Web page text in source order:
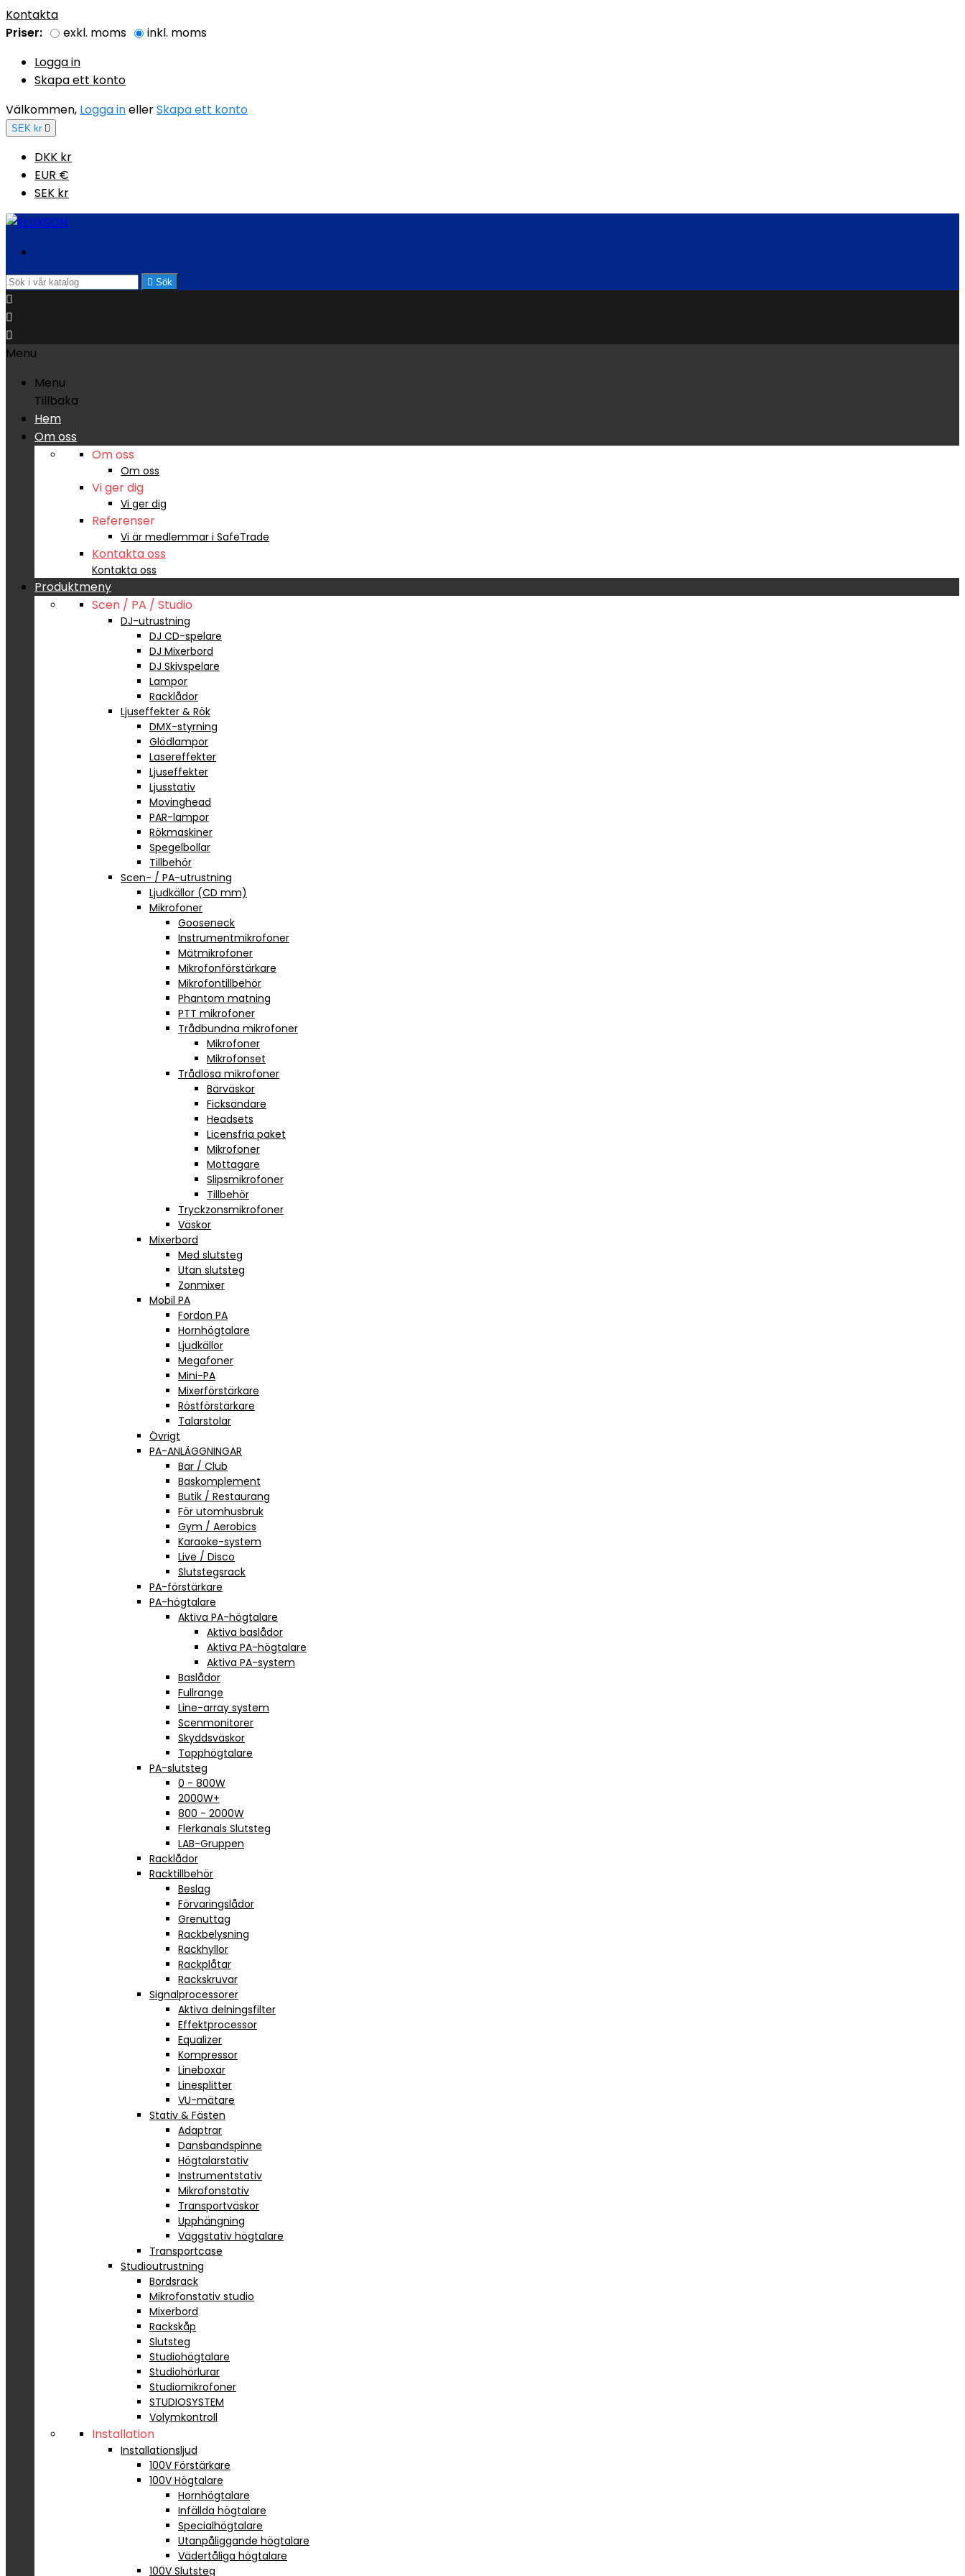
Kontakta
Priser:
exkl. moms
inkl. moms
Logga in
Skapa ett konto
Välkommen, Logga inellerSkapa ett konto
SEK kr 
DKK kr
EUR €
SEK kr
 Sök



Menu
Menu
Tillbaka
Hem
Om oss
Om oss
Om oss
Vi ger dig
Vi ger dig
Referenser
Vi är medlemmar i SafeTrade
Kontakta oss
Kontakta oss
Produktmeny
Scen / PA / Studio
DJ-utrustning
DJ CD-spelare
DJ Mixerbord
DJ Skivspelare
Lampor
Racklådor
Ljuseffekter & Rök
DMX-styrning
Glödlampor
Lasereffekter
Ljuseffekter
Ljusstativ
Movinghead
PAR-lampor
Rökmaskiner
Spegelbollar
Tillbehör
Scen- / PA-utrustning
Ljudkällor (CD mm)
Mikrofoner
Gooseneck
Instrumentmikrofoner
Mätmikrofoner
Mikrofonförstärkare
Mikrofontillbehör
Phantom matning
PTT mikrofoner
Trådbundna mikrofoner
Mikrofoner
Mikrofonset
Trådlösa mikrofoner
Bärväskor
Ficksändare
Headsets
Licensfria paket
Mikrofoner
Mottagare
Slipsmikrofoner
Tillbehör
Tryckzonsmikrofoner
Väskor
Mixerbord
Med slutsteg
Utan slutsteg
Zonmixer
Mobil PA
Fordon PA
Hornhögtalare
Ljudkällor
Megafoner
Mini-PA
Mixerförstärkare
Röstförstärkare
Talarstolar
Övrigt
PA-ANLÄGGNINGAR
Bar / Club
Baskomplement
Butik / Restaurang
För utomhusbruk
Gym / Aerobics
Karaoke-system
Live / Disco
Slutstegsrack
PA-förstärkare
PA-högtalare
Aktiva PA-högtalare
Aktiva baslådor
Aktiva PA-högtalare
Aktiva PA-system
Baslådor
Fullrange
Line-array system
Scenmonitorer
Skyddsväskor
Topphögtalare
PA-slutsteg
0 - 800W
2000W+
800 - 2000W
Flerkanals Slutsteg
LAB-Gruppen
Racklådor
Racktillbehör
Beslag
Förvaringslådor
Grenuttag
Rackbelysning
Rackhyllor
Rackplåtar
Rackskruvar
Signalprocessorer
Aktiva delningsfilter
Effektprocessor
Equalizer
Kompressor
Lineboxar
Linesplitter
VU-mätare
Stativ & Fästen
Adaptrar
Dansbandspinne
Högtalarstativ
Instrumentstativ
Mikrofonstativ
Transportväskor
Upphängning
Väggstativ högtalare
Transportcase
Studioutrustning
Bordsrack
Mikrofonstativ studio
Mixerbord
Rackskåp
Slutsteg
Studiohögtalare
Studiohörlurar
Studiomikrofoner
STUDIOSYSTEM
Volymkontroll
Installation
Installationsljud
100V Förstärkare
100V Högtalare
Hornhögtalare
Infällda högtalare
Specialhögtalare
Utanpåliggande högtalare
Vädertåliga högtalare
100V Slutsteg